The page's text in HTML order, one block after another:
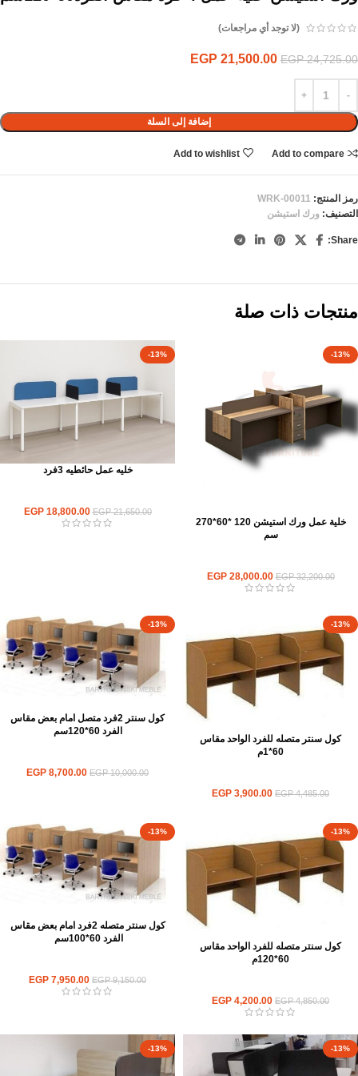
(لا توجد أي مراجعات)
EGP24,725.00
EGP 21,500.00
إضافة إلى السلة
Add to compare
Add to wishlist
رمز المنتج: WRK-00011
التصنيف: ورك استيشن
Share:
منتجات ذات صلة
-13%
خلية عمل ورك استيشن 120 *60*270
سم
EGP32,200.00
EGP28,000.00
-13%
خليه عمل حائطيه 3فرد
EGP21,650.00
EGP18,800.00
-13%
كول سنتر متصله للفرد الواحد مقاس
60*1م
EGP4,485.00
EGP 3,900.00
-13%
كول سنتر 2فرد متصل امام بعض مقاس
الفرد 60*120سم
EGP10,000.00
EGP 8,700.00
-13%
كول سنتر متصله للفرد الواحد مقاس
60*120م
EGP4,850.00
EGP 4,200.00
-13%
كول سنتر متصله 2فرد امام بعض مقاس
الفرد 60*100سم
EGP9,150.00
EGP 7,950.00
-13%
-13%